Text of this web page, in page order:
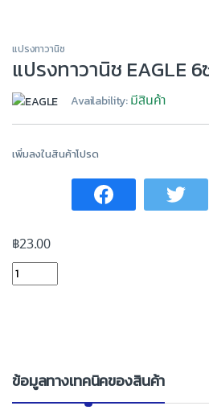
แปรงทาวานิช
แปรงทาวานิช EAGLE
Availability:มีสินค้า
เพิ่มลงในสินค้าโปรด
฿23.00
แปรงทาวานิช EAGLE 6ซม. quantity
ข้อมูลทางเทคนิคของสินค้า